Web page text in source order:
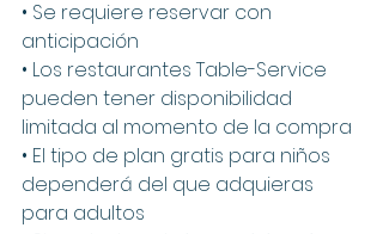
• Se requiere reservar con
anticipación
• Los restaurantes Table-Service
pueden tener disponibilidad
limitada al momento de la compra
• El tipo de plan gratis para niños
dependerá del que adquieras
para adultos